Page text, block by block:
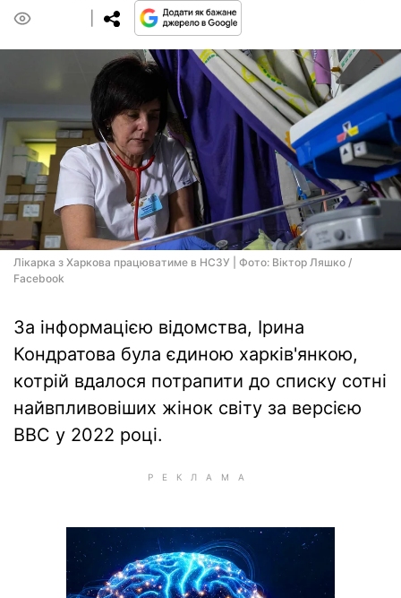
Лікарка з Харкова працюватиме в НСЗУ | Фото: Вiктор Ляшко /
Facebook
За інформацією відомства, Ірина
Кондратова була єдиною харків'янкою,
котрій вдалося потрапити до списку сотні
найвпливовіших жінок світу за версією
ВВС у 2022 році.